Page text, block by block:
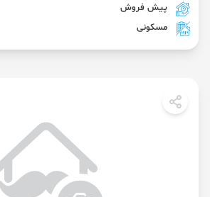
پیش فروش
مسکونی